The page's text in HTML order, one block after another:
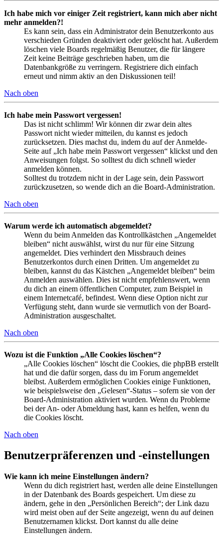
Ich habe mich vor einiger Zeit registriert, kann mich aber nicht
mehr anmelden?!
Es kann sein, dass ein Administrator dein Benutzerkonto aus
verschieden Gründen deaktiviert oder gelöscht hat. Außerdem
löschen viele Boards regelmäßig Benutzer, die für längere
Zeit keine Beiträge geschrieben haben, um die
Datenbankgröße zu verringern. Registriere dich einfach
erneut und nimm aktiv an den Diskussionen teil!
Nach oben
Ich habe mein Passwort vergessen!
Das ist nicht schlimm! Wir können dir zwar dein altes
Passwort nicht wieder mitteilen, du kannst es jedoch
zurücksetzen. Dies machst du, indem du auf der Anmelde-
Seite auf „Ich habe mein Passwort vergessen“ klickst und den
Anweisungen folgst. So solltest du dich schnell wieder
anmelden können.
Solltest du trotzdem nicht in der Lage sein, dein Passwort
zurückzusetzen, so wende dich an die Board-Administration.
Nach oben
Warum werde ich automatisch abgemeldet?
Wenn du beim Anmelden das Kontrollkästchen „Angemeldet
bleiben“ nicht auswählst, wirst du nur für eine Sitzung
angemeldet. Dies verhindert den Missbrauch deines
Benutzerkontos durch einen Dritten. Um angemeldet zu
bleiben, kannst du das Kästchen „Angemeldet bleiben“ beim
Anmelden auswählen. Dies ist nicht empfehlenswert, wenn
du dich an einem öffentlichen Computer, zum Beispiel in
einem Internetcafé, befindest. Wenn diese Option nicht zur
Verfügung steht, dann wurde sie vermutlich von der Board-
Administration ausgeschaltet.
Nach oben
Wozu ist die Funktion „Alle Cookies löschen“?
„Alle Cookies löschen“ löscht die Cookies, die phpBB erstellt
hat und die dafür sorgen, dass du im Forum angemeldet
bleibst. Außerdem ermöglichen Cookies einige Funktionen,
wie beispielsweise den „Gelesen“-Status – sofern sie von der
Board-Administration aktiviert wurden. Wenn du Probleme
bei der An- oder Abmeldung hast, kann es helfen, wenn du
die Cookies löscht.
Nach oben
Benutzerpräferenzen und -einstellungen
Wie kann ich meine Einstellungen ändern?
Wenn du dich registriert hast, werden alle deine Einstellungen
in der Datenbank des Boards gespeichert. Um diese zu
ändern, gehe in den „Persönlichen Bereich“; der Link dazu
wird meist oben auf der Seite angezeigt, wenn du auf deinen
Benutzernamen klickst. Dort kannst du alle deine
Einstellungen ändern.